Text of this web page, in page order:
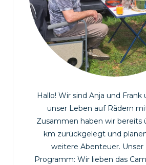
Hallo! Wir sind Anja und
unser Leben auf Rädern
Zusammen haben wir bereits
km zurückgelegt und
weitere Abenteuer. Unser
Programm: Wir lieben das